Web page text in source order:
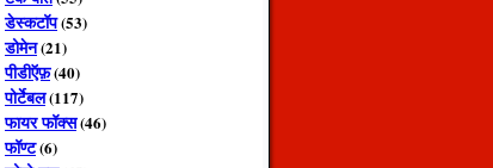
डेस्कटॉप(53)
डोमेन(21)
पीडीऍफ़(40)
पोर्टेबल(117)
फायर फॉक्स(46)
फॉण्ट(6)